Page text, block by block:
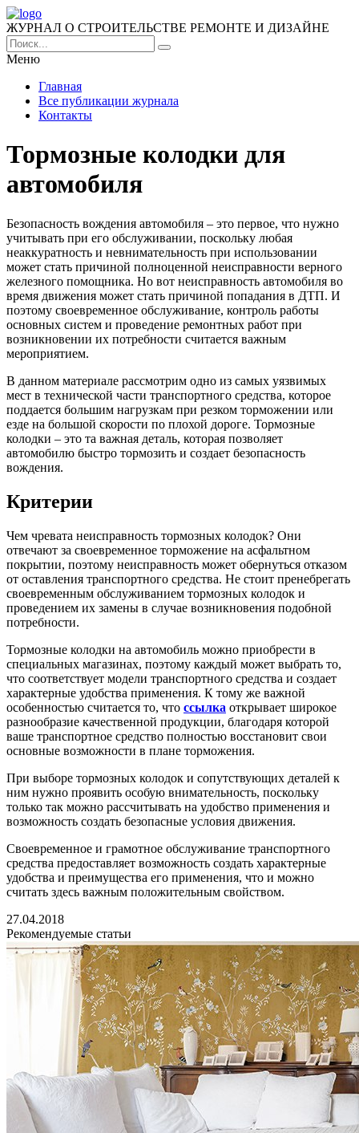
ЖУРНАЛ О СТРОИТЕЛЬСТВЕ РЕМОНТЕ И ДИЗАЙНЕ
Меню
Главная
Все публикации журнала
Контакты
Тормозные колодки для
автомобиля
Безопасность вождения автомобиля – это первое, что нужно
учитывать при его обслуживании, поскольку любая
неаккуратность и невнимательность при использовании
может стать причиной полноценной неисправности верного
железного помощника. Но вот неисправность автомобиля во
время движения может стать причиной попадания в ДТП. И
поэтому своевременное обслуживание, контроль работы
основных систем и проведение ремонтных работ при
возникновении их потребности считается важным
мероприятием.
В данном материале рассмотрим одно из самых уязвимых
мест в технической части транспортного средства, которое
поддается большим нагрузкам при резком торможении или
езде на большой скорости по плохой дороге. Тормозные
колодки – это та важная деталь, которая позволяет
автомобилю быстро тормозить и создает безопасность
вождения.
Критерии
Чем чревата неисправность тормозных колодок? Они
отвечают за своевременное торможение на асфальтном
покрытии, поэтому неисправность может обернуться отказом
от оставления транспортного средства. Не стоит пренебрегать
своевременным обслуживанием тормозных колодок и
проведением их замены в случае возникновения подобной
потребности.
Тормозные колодки на автомобиль можно приобрести в
специальных магазинах, поэтому каждый может выбрать то,
что соответствует модели транспортного средства и создает
характерные удобства применения. К тому же важной
особенностью считается то, что ссылка открывает широкое
разнообразие качественной продукции, благодаря которой
ваше транспортное средство полностью восстановит свои
основные возможности в плане торможения.
При выборе тормозных колодок и сопутствующих деталей к
ним нужно проявить особую внимательность, поскольку
только так можно рассчитывать на удобство применения и
возможность создать безопасные условия движения.
Своевременное и грамотное обслуживание транспортного
средства предоставляет возможность создать характерные
удобства и преимущества его применения, что и можно
считать здесь важным положительным свойством.
27.04.2018
Рекомендуемые статьи